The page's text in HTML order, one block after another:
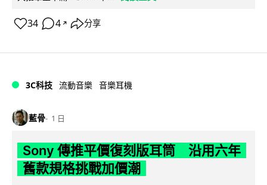
34 4 ↗ 分享
3C科技 流動音樂 音樂耳機
藍骨 1 日
Sony 傳推平價復刻版耳筒 沿用六年
舊款規格挑戰加價潮